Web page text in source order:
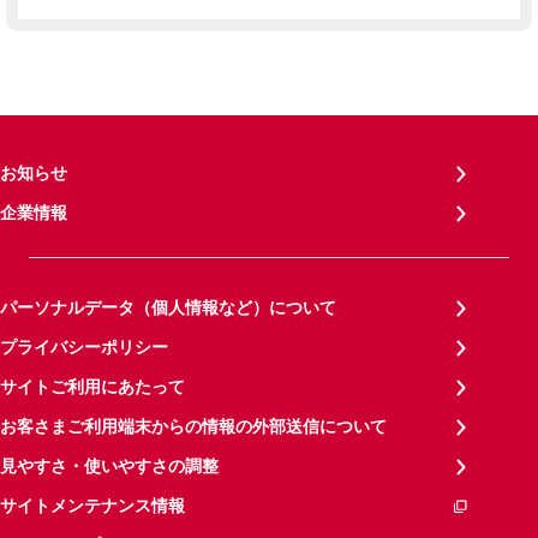
お知らせ
企業情報
パーソナルデータ（個人情報など）について
プライバシーポリシー
サイトご利用にあたって
お客さまご利用端末からの情報の外部送信について
見やすさ・使いやすさの調整
サイトメンテナンス情報